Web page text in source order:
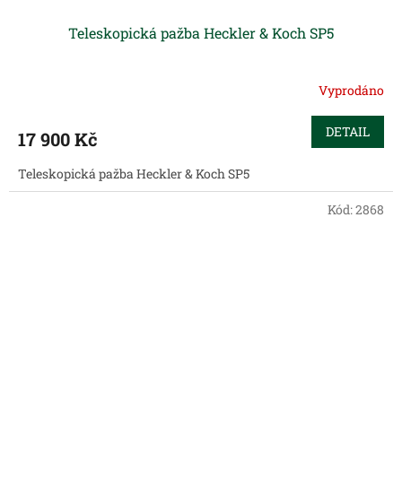
Teleskopická pažba Heckler & Koch SP5
Vyprodáno
17 900 Kč DETAIL
Teleskopická pažba Heckler & Koch SP5
Kód:2868